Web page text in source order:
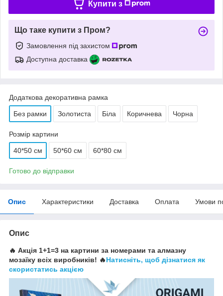
Купити з
Що таке купити з Пром?
Замовлення під захистом
Доступна доставка
Додаткова декоративна рамка
Без рамки Золотиста Біла Коричнева Чорна
Розмір картини
40*50 см 50*60 см 60*80 см
Готово до відправки
Опис Характеристики Доставка Оплата Умови
Опис
🔥 Акція 1+1=3 на картини за номерами та алмазну
мозаїку всіх виробників! 🔥Натисніть, щоб дізнатися як
скористатись акцією